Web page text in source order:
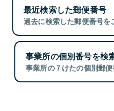
最近検索した郵便番号
過去に検索した郵便番号を
事業所の個別番号を検
事業所の７けたの個別郵便